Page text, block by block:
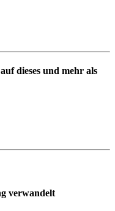
dieses und mehr als
verwandelt